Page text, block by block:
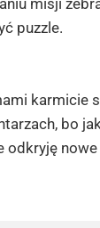
misji
puzzle.
karmicie
bo
odkryję